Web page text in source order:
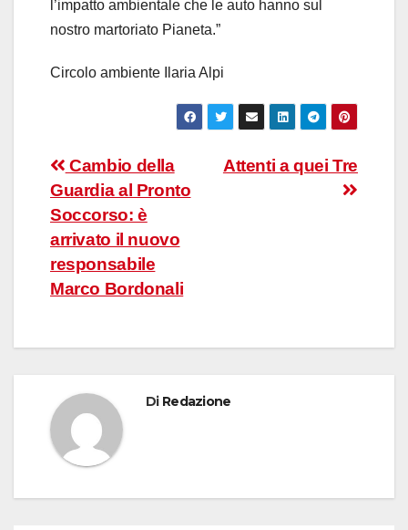
l’impatto ambientale che le auto hanno sul
nostro martoriato Pianeta.”
Circolo ambiente Ilaria Alpi
Navigazione
articoli
Attenti a quei Tre
Cambio della
Guardia al Pronto
Soccorso: è
arrivato il nuovo
responsabile
Marco Bordonali
Di Redazione